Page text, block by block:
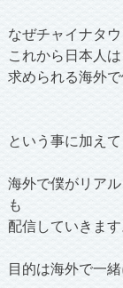
なぜチャイナタ
これから日本人
求められる海外
という事に加えて
海外で僕がリア
も
配信していきます
目的は海外で一